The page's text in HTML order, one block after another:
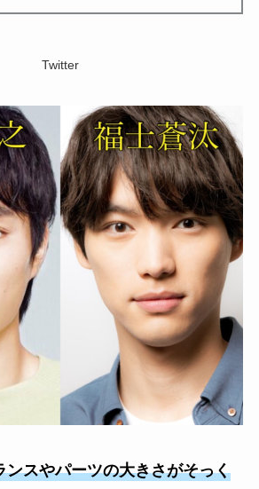
Twitter
ンスやパーツの大きさがそっく